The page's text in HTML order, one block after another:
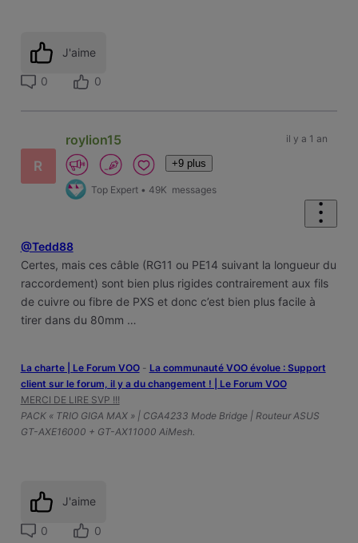
J'aime
0 0
R
roylion15
+9 plus
Top Expert • 49K messages
il y a 1 an
@Tedd88
Certes, mais ces câble (RG11 ou PE14 suivant la longueur du
raccordement) sont bien plus rigides contrairement aux fils
de cuivre ou fibre de PXS et donc c’est bien plus facile à
tirer dans du 80mm …
La charte | Le Forum VOO- ‎La communauté VOO évolue : Support
client sur le forum, il y a du changement ! | Le Forum VOO
MERCI DE LIRE SVP !!!
PACK « TRIO GIGA MAX » | CGA4233 Mode Bridge | Routeur ASUS
GT-AXE16000 + GT-AX11000 AiMesh.
J'aime
0 0